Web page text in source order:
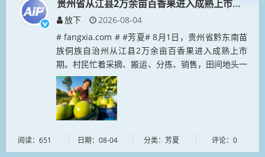
贵州省从江县2万余亩百香果进入成熟上市期
放下
2026-08-04
# fangxia.com # #芳夏# 8月1日，贵州省黔东南苗
族侗族自治州从江县2万余亩百香果进入成熟上市
期。村民忙着采摘、搬运、分拣、销售，田间地头一
派繁忙。...
阅读：651 日期：08-04 分类：芳夏 评论：0